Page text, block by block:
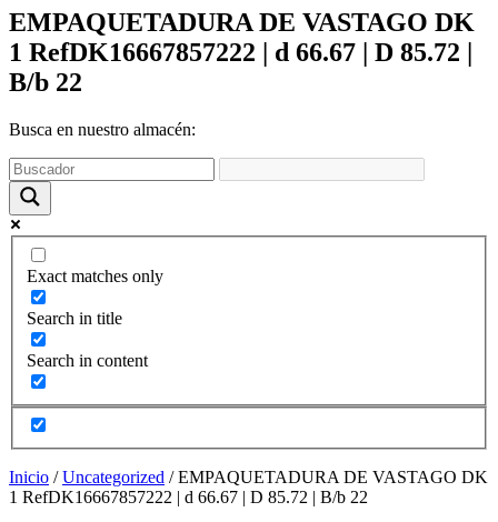
EMPAQUETADURA DE VASTAGO DK
1 RefDK16667857222 | d 66.67 | D 85.72 |
B/b 22
Busca en nuestro almacén:
Exact matches only
Search in title
Search in content
Inicio /Uncategorized / EMPAQUETADURA DE VASTAGO DK
1 RefDK16667857222 | d 66.67 | D 85.72 | B/b 22
para que
funcione la
web y que
puedas
contenido.
Estadísticas
Para que
podamos
mejorar la
funcionalidad
y estructura
de la web,
utilizaremos
las
estadísticas
de uso en la
web. Así
sabremos qué
interesa más
de lo que